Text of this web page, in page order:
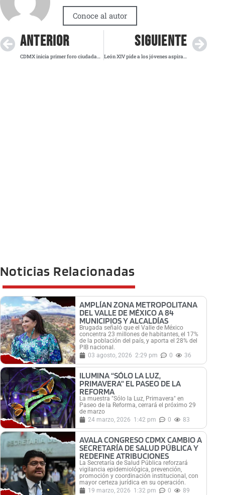
Conoce al autor
ANTERIOR
CDMX inicia primer foro ciudadano para frenar la gentrificación
SIGUIENTE
León XIV pide a los jóvenes aspirar a la santidad y no al conformismo
Noticias Relacionadas
AMPLÍAN ZONA METROPOLITANA
DEL VALLE DE MÉXICO A 84
MUNICIPIOS Y ALCALDÍAS
Brugada señaló que el Valle de México
concentra 23 millones de habitantes, el 17%
de la población del país, y aporta el 28% del
PIB nacional.
03 agosto, 2026 2:29 pm 0 36
ILUMINA “SÓLO LA LUZ,
PRIMAVERA” EL PASEO DE LA
REFORMA
La muestra "Sólo la Luz, Primavera" en
Paseo de la Reforma, cerrará el próximo 29
de marzo
24 marzo, 2026 1:42 pm 0 83
AVALA CONGRESO CDMX CAMBIO A
SECRETARÍA DE SALUD PÚBLICA Y
REDEFINE ATRIBUCIONES
La Secretaría de Salud Pública reforzará
vigilancia epidemiológica, prevención,
promoción y coordinación institucional, con
mayor certeza jurídica en su operación.
19 marzo, 2026 1:32 pm 0 89